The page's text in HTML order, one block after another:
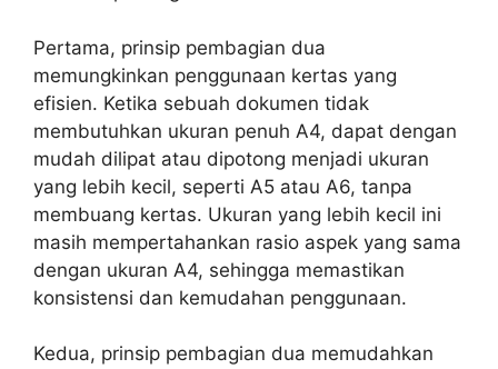
Pertama, prinsip pembagian dua
memungkinkan penggunaan kertas yang
efisien. Ketika sebuah dokumen tidak
membutuhkan ukuran penuh A4, dapat dengan
mudah dilipat atau dipotong menjadi ukuran
yang lebih kecil, seperti A5 atau A6, tanpa
membuang kertas. Ukuran yang lebih kecil ini
masih mempertahankan rasio aspek yang sama
dengan ukuran A4, sehingga memastikan
konsistensi dan kemudahan penggunaan.
Kedua, prinsip pembagian dua memudahkan